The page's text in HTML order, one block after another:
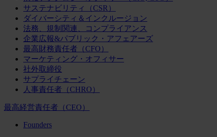
サステナビリティ（CSR）
ダイバーシティ＆インクルージョン
法務、規制関連、コンプライアンス
企業広報&パブリック・アフェアーズ
最高財務責任者（CFO）
マーケティング・オフィサー
社外取締役
サプライチェーン
人事責任者（CHRO）
最高経営責任者（CEO）
Founders